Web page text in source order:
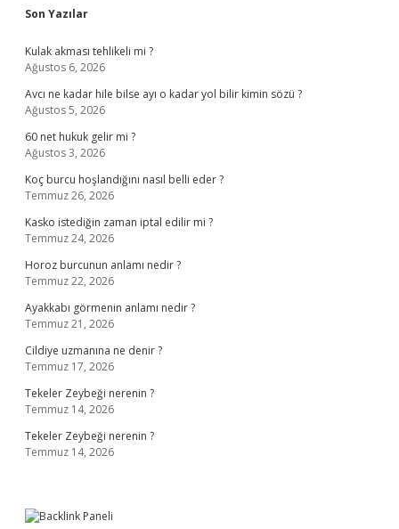
Sidebar
Son Yazılar
Kulak akması tehlikeli mi ?
Ağustos 6, 2026
Avcı ne kadar hile bilse ayı o kadar yol bilir kimin sözü ?
Ağustos 5, 2026
60 net hukuk gelir mi ?
Ağustos 3, 2026
Koç burcu hoşlandığını nasıl belli eder ?
Temmuz 26, 2026
Kasko istediğin zaman iptal edilir mi ?
Temmuz 24, 2026
Horoz burcunun anlamı nedir ?
Temmuz 22, 2026
Ayakkabı görmenin anlamı nedir ?
Temmuz 21, 2026
Cildiye uzmanına ne denir ?
Temmuz 17, 2026
Tekeler Zeybeği nerenin ?
Temmuz 14, 2026
Tekeler Zeybeği nerenin ?
Temmuz 14, 2026